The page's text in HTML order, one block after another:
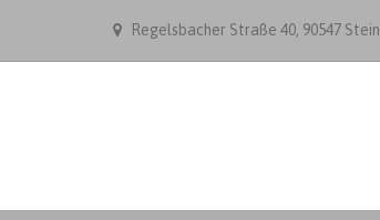
Regelsbacher Straße 40, 90547 Stein